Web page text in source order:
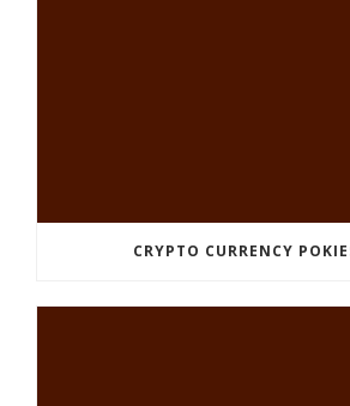
CRYPTO CURRENCY